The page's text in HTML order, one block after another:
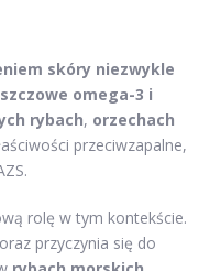
skóry niezwykle
omega-3 i
rybach, orzechach
przeciwzapalne,
rolę w tym kontekście.
oraz przyczynia się do